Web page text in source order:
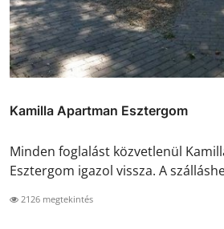
Kamilla Apartman Esztergom
Minden foglalást közvetlenül
Esztergom igazol vissza. A
2126 megtekintés